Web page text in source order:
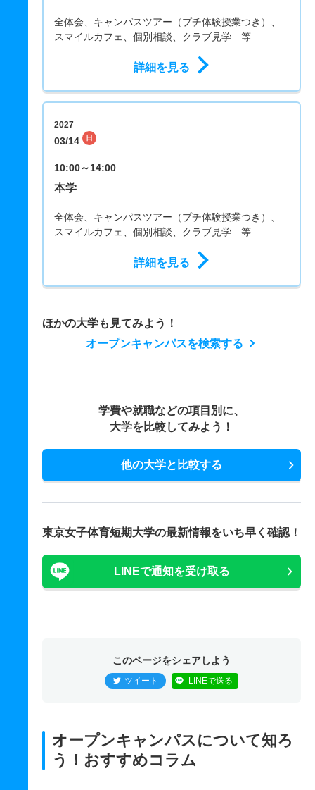
全体会、キャンパスツアー（プチ体験授業つき）、
スマイルカフェ、個別相談、クラブ見学 等
詳細を見る
2027
03/14 日
10:00～14:00
本学
全体会、キャンパスツアー（プチ体験授業つき）、
スマイルカフェ、個別相談、クラブ見学 等
詳細を見る
ほかの大学も見てみよう！
オープンキャンパスを検索する
学費や就職などの項目別に、
大学を比較してみよう！
他の大学と比較する
東京女子体育短期大学の最新情報をいち早く確認！
LINEで通知を受け取る
このページをシェアしよう
ツイート LINEで送る
オープンキャンパスについて知ろ
う！おすすめコラム